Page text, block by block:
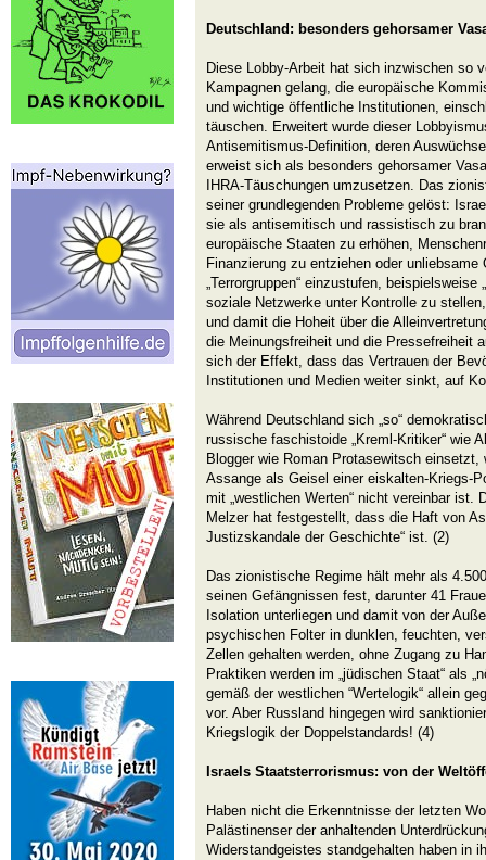
Deutschland: besonders gehorsamer
Diese Lobby-Arbeit hat sich inzwischen so
Kampagnen gelang, die europäische
und wichtige öffentliche Institutionen,
täuschen. Erweitert wurde dieser
Antisemitismus-Definition, deren
erweist sich als besonders gehorsamer
IHRA-Täuschungen umzusetzen. Das
seiner grundlegenden Probleme gelöst:
sie als antisemitisch und rassistisch zu
europäische Staaten zu erhöhen,
Finanzierung zu entziehen oder unliebsame
„Terrorgruppen“ einzustufen, beispielsweise
soziale Netzwerke unter Kontrolle zu
und damit die Hoheit über die
die Meinungsfreiheit und die Pressefreiheit
sich der Effekt, dass das Vertrauen der
Institutionen und Medien weiter sinkt, auf
Während Deutschland sich „so“
russische faschistoide „Kreml-Kritiker“ wie
Blogger wie Roman Protasewitsch
Assange als Geisel einer eiskalten-Kriegs-
mit „westlichen Werten“ nicht vereinbar ist.
Melzer hat festgestellt, dass die Haft von
Justizskandale der Geschichte“ ist. (2)
Das zionistische Regime hält mehr als
seinen Gefängnissen fest, darunter 41
Isolation unterliegen und damit von der
psychischen Folter in dunklen, feuchten,
Zellen gehalten werden, ohne Zugang zu
Praktiken werden im „jüdischen Staat“ als
gemäß der westlichen “Wertelogik“ allein
vor. Aber Russland hingegen wird
Kriegslogik der Doppelstandards! (4)
Israels Staatsterrorismus: von der
Haben nicht die Erkenntnisse der letzten
Palästinenser der anhaltenden
Widerstandgeistes standgehalten haben in